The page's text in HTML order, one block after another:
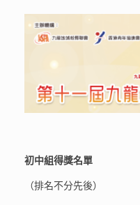
初中組得獎名單
（排名不分先後）